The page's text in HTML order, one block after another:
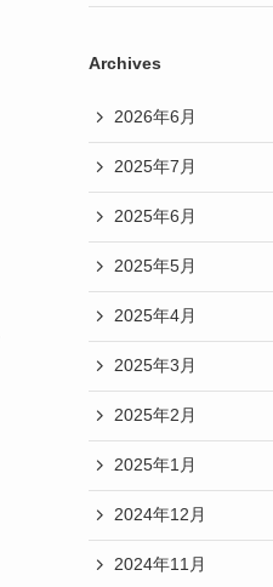
Archives
2026年6月
2025年7月
2025年6月
2025年5月
2025年4月
2025年3月
2025年2月
2025年1月
2024年12月
2024年11月